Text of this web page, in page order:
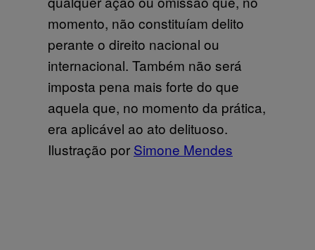
momento, não constituíam delito
perante o direito nacional ou
internacional. Também não será
imposta pena mais forte do que
aquela que, no momento da prática,
era aplicável ao ato delituoso.
Ilustração por Simone Mendes